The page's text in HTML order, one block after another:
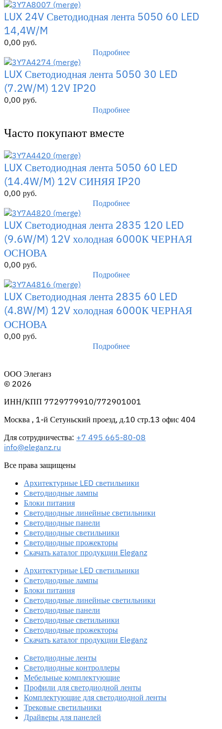
LUX 24V Светодиодная лента 5050 60 LED
14,4W/M
0,00 руб.
Подробнее
LUX Светодиодная лента 5050 30 LED
(7.2W/M) 12V IP20
0,00 руб.
Подробнее
Часто покупают вместе
LUX Светодиодная лента 5050 60 LED
(14.4W/M) 12V СИНЯЯ IP20
0,00 руб.
Подробнее
LUX Светодиодная лента 2835 120 LED
(9.6W/M) 12V холодная 6000К ЧЕРНАЯ
ОСНОВА
0,00 руб.
Подробнее
LUX Светодиодная лента 2835 60 LED
(4.8W/M) 12V холодная 6000К ЧЕРНАЯ
ОСНОВА
0,00 руб.
Подробнее
ООО Элеганз
© 2026
ИНН/КПП 7729779910/772901001
Москва , 1-й Сетуньский проезд, д.10 стр.13 офис 404
Для сотрудничества: +7 495 665-80-08
info@eleganz.ru
Все права защищены
Архитектурные LED светильники
Светодиодные лампы
Блоки питания
Светодиодные линейные светильники
Светодиодные панели
Светодиодные светильники
Светодиодные прожекторы
Скачать каталог продукции Eleganz
Архитектурные LED светильники
Светодиодные лампы
Блоки питания
Светодиодные линейные светильники
Светодиодные панели
Светодиодные светильники
Светодиодные прожекторы
Скачать каталог продукции Eleganz
Светодиодные ленты
Светодиодные контроллеры
Мебельные комплектующие
Профили для светодиодной ленты
Комплектующие для светодиодной ленты
Трековые светильники
Драйверы для панелей